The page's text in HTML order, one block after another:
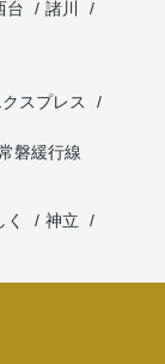
台
諸川
スプレス
磐緩行線
神立